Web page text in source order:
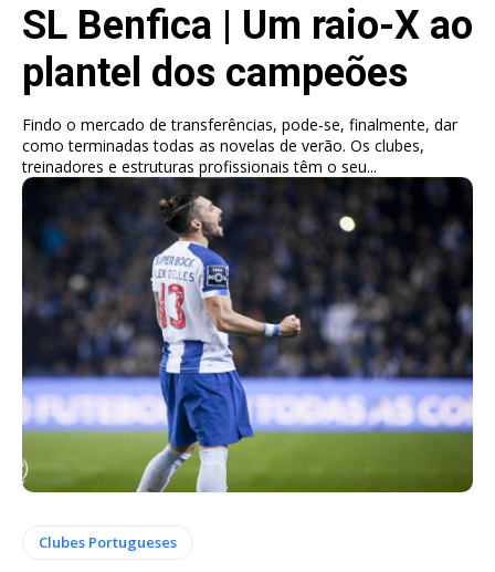
SL Benfica | Um raio-X ao
plantel dos campeões
Findo o mercado de transferências, pode-se, finalmente, dar
como terminadas todas as novelas de verão. Os clubes,
treinadores e estruturas profissionais têm o seu...
Clubes Portugueses